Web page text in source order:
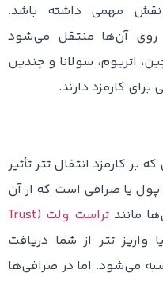
مهمی داشته باشد.
روی آن‌ها منتقل می‌شود
اتریوم، سولانا و چندین
کارمزد دارند.
بر کارمزد انتقال تتر تأثیر
پول یا صرافی‌ است که از آن
مانند
تراست ولت (Trust
واریز تتر از شما دریافت
می‌شود. اما در صرافی‌ها